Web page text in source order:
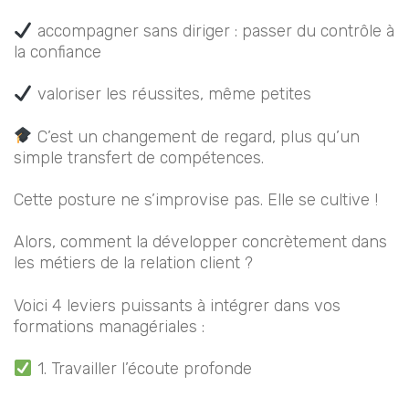
accompagner sans diriger : passer du contrôle à
la confiance
valoriser les réussites, même petites
C’est un changement de regard, plus qu’un
simple transfert de compétences.
Cette posture ne s’improvise pas. Elle se cultive !
Alors, comment la développer concrètement dans
les métiers de la relation client ?
Voici 4 leviers puissants à intégrer dans vos
formations managériales :
1. Travailler l’écoute profonde